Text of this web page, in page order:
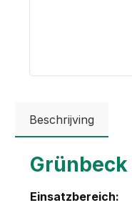
Beschrijving
Grünbeck
Einsatzbereich: